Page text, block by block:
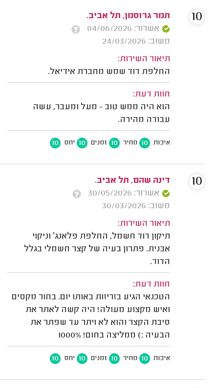
תמר גרוסמן, תל אביב.
אשרור: 04/06/2026
משוב: 24/03/2026
תיאור השירות:
החלפת דוד שמש מחברת אידיאל.
חוות דעת:
הוא היה ממש טוב - מעל ומעבר, עשה
עבודה מהירה.
איכות 10 מחיר 10 זמנים 10 יחס 10
10
דינה שהם, תל אביב.
אשרור: 30/05/2026
משוב: 30/03/2026
תיאור השירות:
תיקון דוד חשמל, החלפת פלאנג׳ וניקוי
אבנית. פתרון בעיה של קצר חשמלי בגלל
הדוד.
חוות דעת:
הטכנאי הגיע בזריזות באותו יום. בחור מקסים
ואיש מקצוע מעולה! היה קשה לאתר את
סיבת הקצר והוא לא ויתר עד שפתר את
הבעיה :) ממליצה בחום! 1000%
איכות 10 מחיר 10 זמנים 10 יחס 10
10